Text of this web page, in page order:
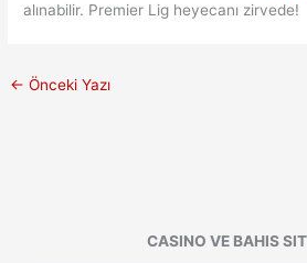
alınabilir. Premier Lig heyecanı zirvede!
← Önceki Yazı
CASINO VE BAHIS